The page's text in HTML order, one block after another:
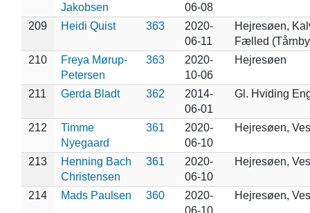
Jakobsen
06-08
209 Heidi Quist 363
2020-
06-11
Hejresøen,
Fælled
210
Freya Mørup-
Petersen
363
2020-
10-06
Hejresøen
211 Gerda Bladt 362
2014-
06-01
Gl. Hviding
212
Timme
Nyegaard
361
2020-
06-10
Hejresøen,
213
Henning Bach
Christensen
361
2020-
06-10
Hejresøen,
214 Mads Paulsen 360
2020-
06-10
Hejresøen,